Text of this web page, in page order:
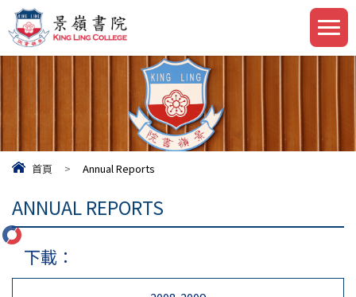
首頁 > Annual Reports
ANNUAL REPORTS
下載：